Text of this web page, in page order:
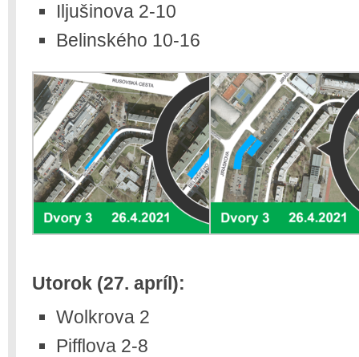
Iljušinova 2-10
Belinského 10-16
Utorok (27. apríl):
Wolkrova 2
Pifflova 2-8